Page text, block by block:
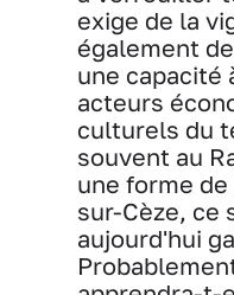
exige de la
également
une capacité
acteurs
culturels du
souvent au
une forme
sur-Cèze, ce
aujourd'hui